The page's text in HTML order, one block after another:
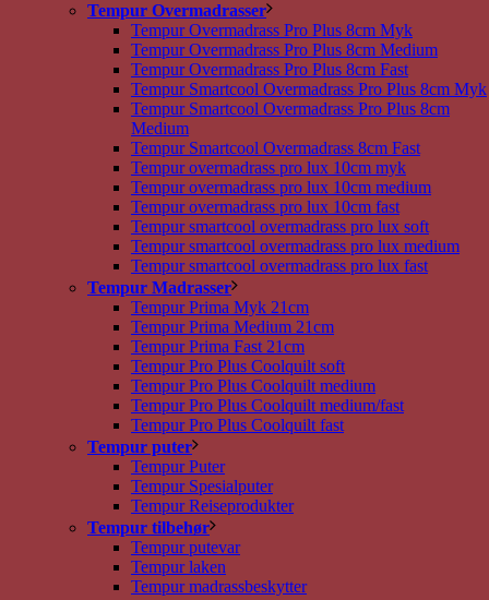
Tempur Overmadrasser
Tempur Overmadrass Pro Plus 8cm Myk
Tempur Overmadrass Pro Plus 8cm Medium
Tempur Overmadrass Pro Plus 8cm Fast
Tempur Smartcool Overmadrass Pro Plus 8cm Myk
Tempur Smartcool Overmadrass Pro Plus 8cm
Medium
Tempur Smartcool Overmadrass 8cm Fast
Tempur overmadrass pro lux 10cm myk
Tempur overmadrass pro lux 10cm medium
Tempur overmadrass pro lux 10cm fast
Tempur smartcool overmadrass pro lux soft
Tempur smartcool overmadrass pro lux medium
Tempur smartcool overmadrass pro lux fast
Tempur Madrasser
Tempur Prima Myk 21cm
Tempur Prima Medium 21cm
Tempur Prima Fast 21cm
Tempur Pro Plus Coolquilt soft
Tempur Pro Plus Coolquilt medium
Tempur Pro Plus Coolquilt medium/fast
Tempur Pro Plus Coolquilt fast
Tempur puter
Tempur Puter
Tempur Spesialputer
Tempur Reiseprodukter
Tempur tilbehør
Tempur putevar
Tempur laken
Tempur madrassbeskytter